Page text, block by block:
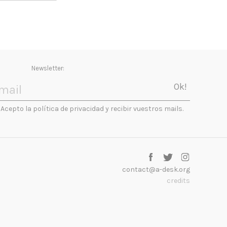
Newsletter:
Acepto la política de privacidad y recibir vuestros mails.
contact@a-desk.org
credits